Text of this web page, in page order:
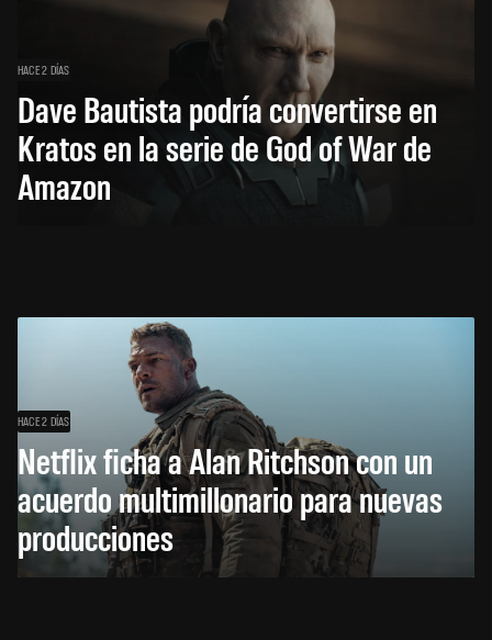
HACE 2 DÍAS
Dave Bautista podría convertirse en
Kratos en la serie de God of War de
Amazon
HACE 2 DÍAS
Netflix ficha a Alan Ritchson con un
acuerdo multimillonario para nuevas
producciones